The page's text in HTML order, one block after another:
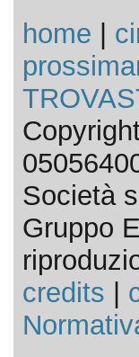
home
Società
Gruppo
credits